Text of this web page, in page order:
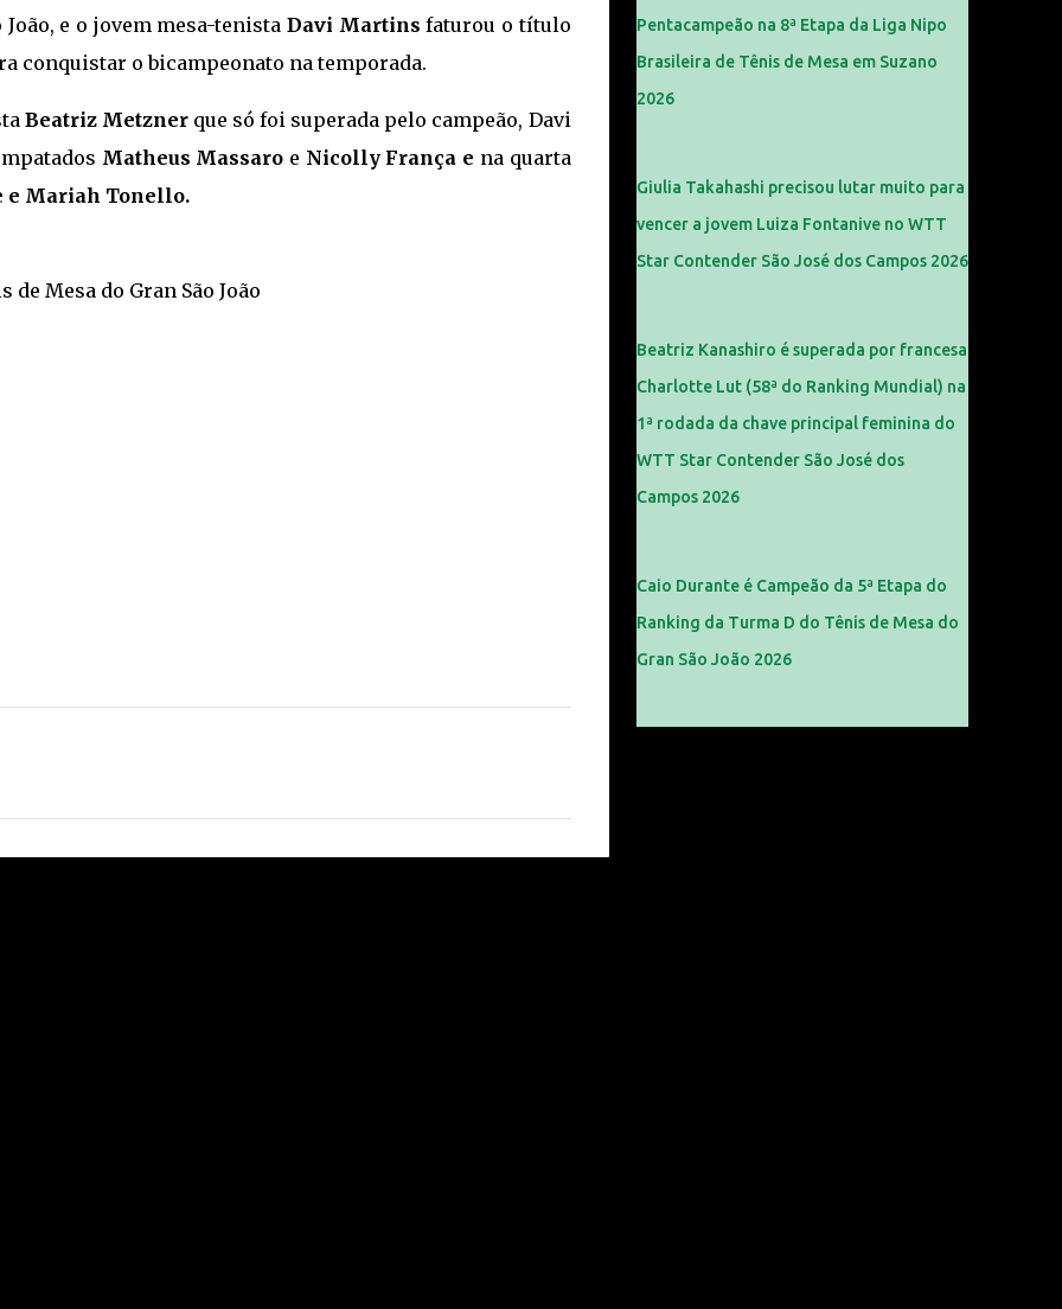
e o jovem mesa-tenista Davi Martins faturou o título
conquistar o bicampeonato na temporada.
Beatriz Metzner que só foi superada pelo campeão, Davi
Matheus Massaro e Nicolly França e na quarta
e Mariah Tonello.
Mesa do Gran São João
Pentacampeão na 8ª Etapa da Liga Nipo
Brasileira de Tênis de Mesa em Suzano
2026
Giulia Takahashi precisou lutar muito para
vencer a jovem Luiza Fontanive no WTT
Star Contender São José dos Campos 2026
Beatriz Kanashiro é superada por francesa
Charlotte Lut (58ª do Ranking Mundial) na
1ª rodada da chave principal feminina do
WTT Star Contender São José dos
Campos 2026
Caio Durante é Campeão da 5ª Etapa do
Ranking da Turma D do Tênis de Mesa do
Gran São João 2026